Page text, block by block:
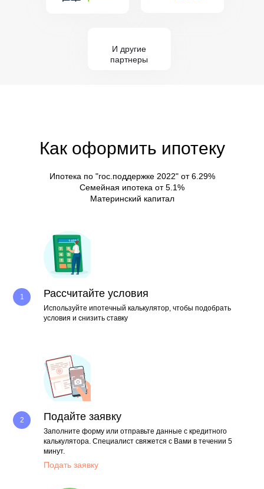
И другие
партнеры
Как оформить ипотеку
Ипотека по "гос.поддержке 2022" от 6.29%
Семейная ипотека от 5.1%
Материнский капитал
Рассчитайте условия
Используйте ипотечный калькулятор, чтобы подобрать
условия и снизить ставку
Подайте заявку
Заполните форму или отправьте данные с кредитного
калькулятора. Специалист свяжется с Вами в течении 5
минут.
Подать заявку